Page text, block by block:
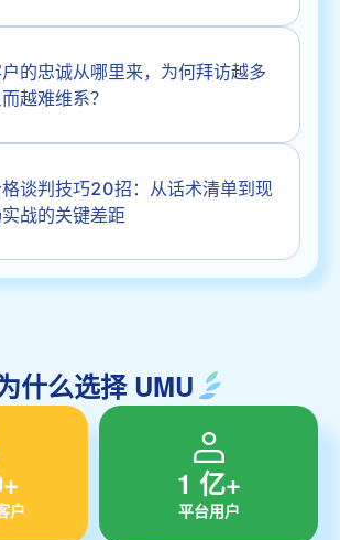
的忠诚从哪里来，为何拜访越多
越难维系？
谈判技巧20招：从话术清单到现
战的关键差距
什么选择 UMU
户
1 亿+
平台用户